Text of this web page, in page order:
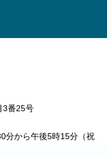
3番25号
分から午後5時15分（祝